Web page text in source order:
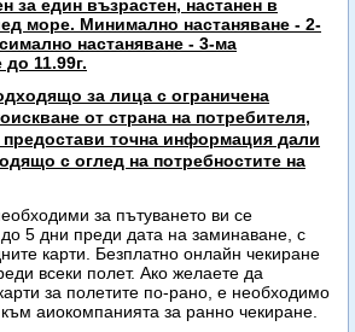
за един възрастен, настанен в
море. Минимално настаняване - 2-
настаняване - 3-ма
11.99г.
за лица с ограничена
от страна на потребителя,
точна информация дали
с оглед на потребностите на
за пътуването ви се
5 дни преди дата на заминаване, с
карти. Безплатно онлайн чекиране
всеки полет. Ако желаете да
за полетите по-рано, е необходимо
аиокомпанията за ранно чекиране.